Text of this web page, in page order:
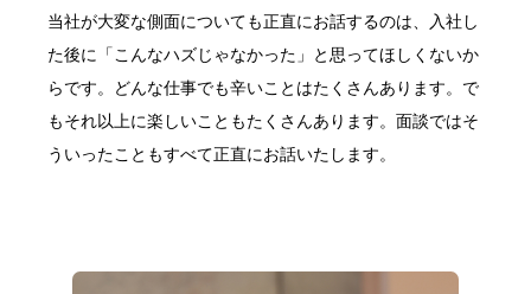
当社が大変な側面についても正直にお話するのは、入社し
た後に「こんなハズじゃなかった」と思ってほしくないか
らです。どんな仕事でも辛いことはたくさんあります。で
もそれ以上に楽しいこともたくさんあります。面談ではそ
ういったこともすべて正直にお話いたします。